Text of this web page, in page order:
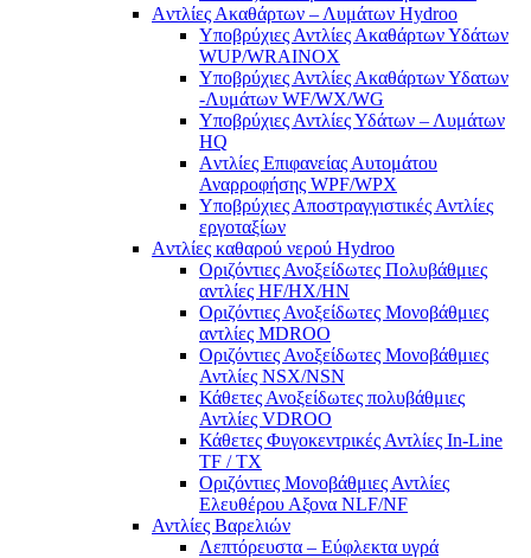
Aντλίες Ακαθάρτων – Λυμάτων Hydroo
Υποβρύχιες Αντλίες Ακαθάρτων Υδάτων
WUP/WRAINOX
Υποβρύχιες Αντλίες Ακαθάρτων Υδατων
-Λυμάτων WF/WX/WG
Yποβρύχιες Αντλίες Υδάτων – Λυμάτων
ΗQ
Aντλίες Επιφανείας Αυτομάτου
Αναρροφήσης WPF/WPX
Υποβρύχιες Αποστραγγιστικές Αντλίες
εργοταξίων
Aντλίες καθαρού νερού Ηydroo
Οριζόντιες Ανοξείδωτες Πολυβάθμιες
αντλίες ΗF/HX/HN
Οριζόντιες Ανοξείδωτες Μονοβάθμιες
αντλίες ΜDROO
Οριζόντιες Ανοξείδωτες Μονοβάθμιες
Αντλίες ΝSX/NSN
Κάθετες Ανοξείδωτες πολυβάθμιες
Αντλίες VDROO
Κάθετες Φυγοκεντρικές Αντλίες In-Line
TF / TX
Oριζόντιες Μονοβάθμιες Αντλίες
Ελευθέρου Αξονα NLF/NF
Αντλίες Βαρελιών
Λεπτόρευστα – Εύφλεκτα υγρά